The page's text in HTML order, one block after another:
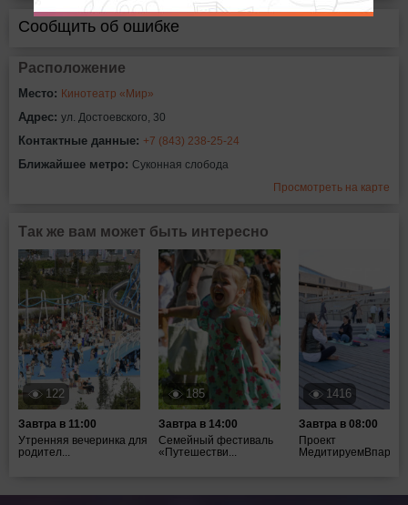
Сообщить об ошибке
Расположение
Место: Кинотеатр «Мир»
Адрес: ул. Достоевского, 30
Контактные данные: +7 (843) 238-25-24
Ближайшее метро: Суконная слобода
Просмотреть на карте
Так же вам может быть интересно
122
Завтра в 11:00
Утренняя вечеринка для
родител...
185
Завтра в 14:00
Семейный фестиваль
«Путешестви...
1416
Завтра в 08:00
Проект
МедитируемВпарках